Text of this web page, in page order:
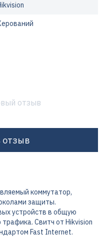
отзыв
отзыв
коммутатор,
защиты.
устройств в общую
Свитч от Hikvision
Fast Internet.